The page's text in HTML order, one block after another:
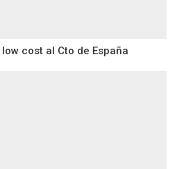
cost al Cto de España